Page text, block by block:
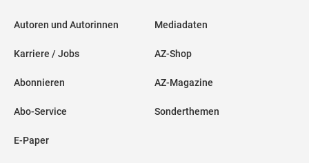
Autoren und Autorinnen
Karriere / Jobs
Abonnieren
Abo-Service
E-Paper
Mediadaten
AZ-Shop
AZ-Magazine
Sonderthemen